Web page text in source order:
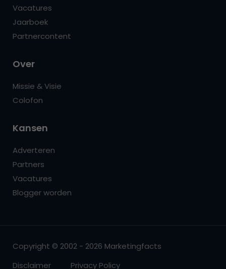
Vacatures
Jaarboek
Partnercontent
Over
Missie & Visie
Colofon
Kansen
Adverteren
Partners
Vacatures
Blogger worden
Copyright © 2002 - 2026 Marketingfacts
Disclaimer
Privacy Policy